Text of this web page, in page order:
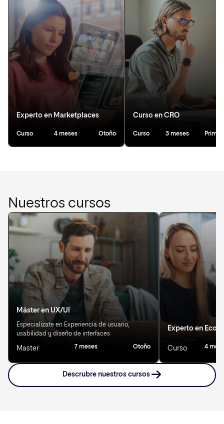
Experto en Marketplaces
Curso 4 meses Otoño
Curso en CRO
Curso 3 meses
Nuestros cursos
Máster en UX/UI
Especialízate en Experiencia de usuario,
usabilidad y diseño de interfaces
Master 7 meses Otoño
Experto en
Curso 4
Descrubre nuestros cursos